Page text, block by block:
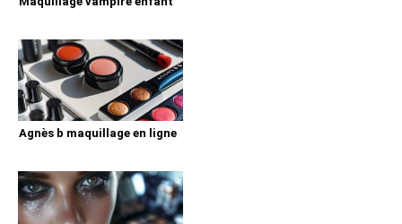
Agnès b maquillage en ligne